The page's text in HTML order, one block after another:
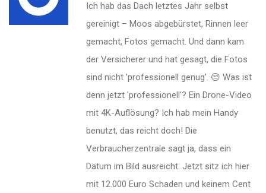
Ich hab das Dach letztes Jahr selbst
gereinigt – Moos abgebürstet, Rinnen leer
gemacht, Fotos gemacht. Und dann kam
der Versicherer und hat gesagt, die Fotos
sind nicht 'professionell genug'. 😒 Was ist
denn jetzt 'professionell'? Ein Drone-Video
mit 4K-Auflösung? Ich hab mein Handy
benutzt, das reicht doch! Die
Verbraucherzentrale sagt ja, dass ein
Datum im Bild ausreicht. Jetzt sitz ich hier
mit 12.000 Euro Schaden und keinem Cent